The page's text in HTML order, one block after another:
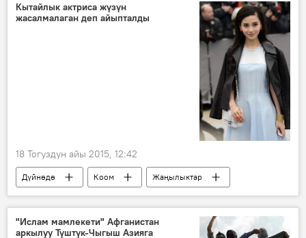
Кытайлык актриса жүзүн
жасалмалаган деп айыпталды
18 Тогуздун айы 2015, 12:42
Дүйнөдө Коом
Жаңылыктар
Кытай
сот
актриса
пластикалык хирургия
"Ислам мамлекети" Афганистан
аркылуу Түштүк-Чыгыш Азияга